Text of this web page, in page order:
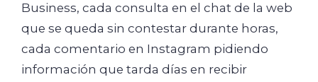
Business, cada consulta en el chat de la web
que se queda sin contestar durante horas,
cada comentario en Instagram pidiendo
información que tarda días en recibir